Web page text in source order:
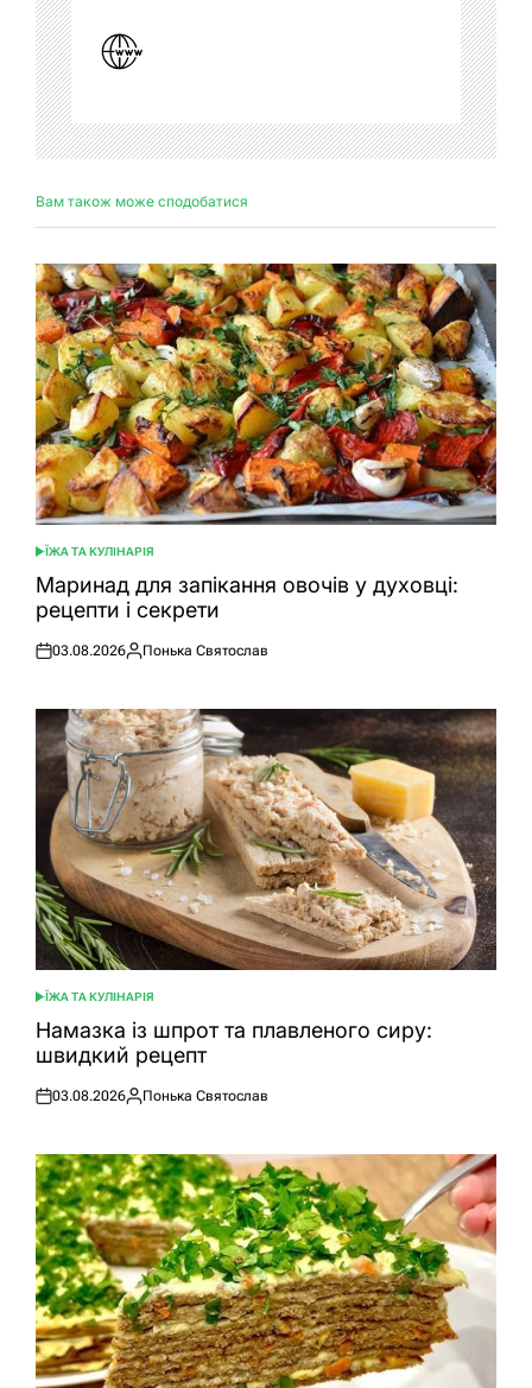
Вам також може сподобатися
ОПУБЛІКУВАТИ
У
ЇЖА ТА КУЛІНАРІЯ
Маринад для запікання овочів у духовці:
рецепти і секрети
Оприлюднено
03.08.2026
Опубліковано
Понька Святослав
ОПУБЛІКУВАТИ
У
ЇЖА ТА КУЛІНАРІЯ
Намазка із шпрот та плавленого сиру:
швидкий рецепт
Оприлюднено
03.08.2026
Опубліковано
Понька Святослав